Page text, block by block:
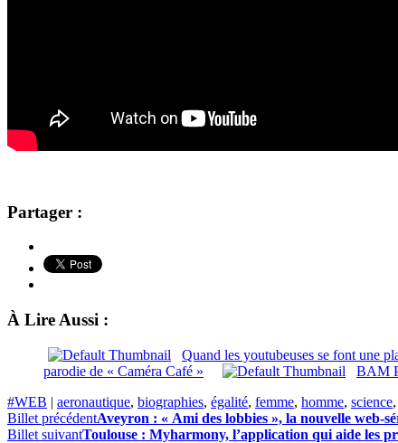
Partager :
À Lire Aussi :
Quand les youtubeuses se font une
parodie de « Caméra Café »
BAM
#WEB | aeronautique, biographies, égalité, femme, homme, science,
Billet précédentAveyron : « Ami des lobbies », la nouvelle web-
Billet suivantToulouse : Myharmony, l’application qui aide les